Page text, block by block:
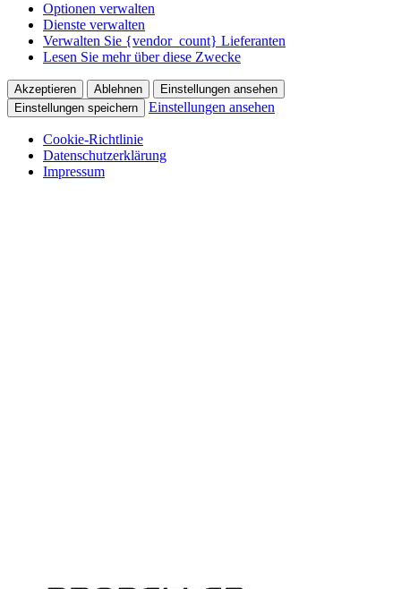
Optionen verwalten
Dienste verwalten
Verwalten Sie {vendor_count} Lieferanten
Lesen Sie mehr über diese Zwecke
Akzeptieren Ablehnen
Einstellungen ansehen
Einstellungen speichern
Einstellungen ansehen
Cookie-Richtlinie
Datenschutzerklärung
Impressum